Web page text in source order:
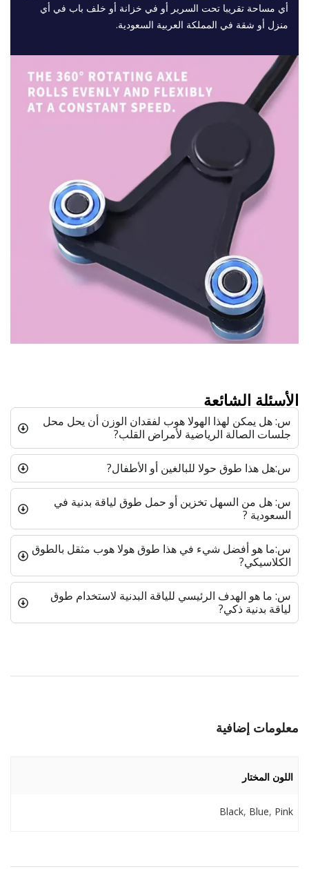
أي مساحة تقريبا تحت السرير أو في خزانة أو خلف باب في أي
منزل أو شقة في المملكة العربية السعودية.
الأسئلة الشائعة
س: هل يمكن لهذا الهولا هوب لفقدان الوزن أن يحل محل
جلسات الصالة الرياضية لأمراض القلب?
س:هل هذا طوق حولا للبالغين أو الأطفال?
س: هل من السهل تخزين أو حمل طوق لياقة بدنية في
السعودية ?
س:ما هو أفضل شيء في هذا طوق هولا هوب مثقل بالطوق
الكلاسيكي?
س: ما هو الهدف الرئيسي للياقة البدنية لاستخدام طوق
لياقة بدنية ذكي?
معلومات إضافية
اللون المختار
Black, Blue, Pink